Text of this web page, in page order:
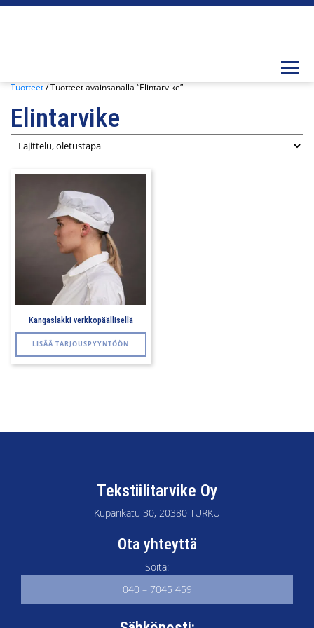
Tuotteet/ Tuotteet avainsanalla “Elintarvike”
Elintarvike
Kangaslakki verkkopäällisellä
LISÄÄ TARJOUSPYYNTÖÖN
Tekstiilitarvike Oy
Kuparikatu 30, 20380 TURKU
Ota yhteyttä
Soita:
040 – 7045 459